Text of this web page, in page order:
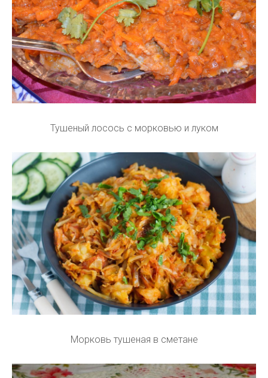
Тушеный лосось с морковью и луком
Морковь тушеная в сметане